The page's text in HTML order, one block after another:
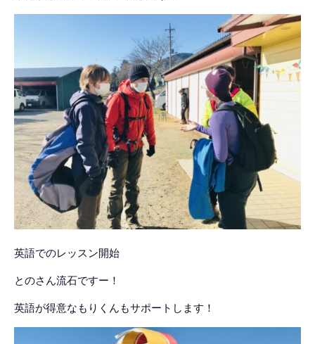
英語でのレッスン開始
とのさん流石ですー！
英語が得意なもりくんもサポートします！